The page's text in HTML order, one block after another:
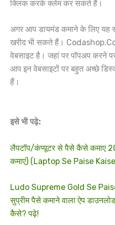
क्लिक करके क्लेम कर सकते हैं।
अगर आप डायमंड कमाने के लिए यह
खरीद भी सकते हैं।
वेबसाइट है। जहां पर पॉपअप करने
आप इन वेबसाइटों पर बहुत अच्छे
हैं।
इसे भी पढ़े:
लैपटॉप/कंप्यूटर से पैसे कैसे कमाए
कमाएं) (Laptop Se Paise
Ludo Supreme Gold Se
सुप्रीम पैसे कमाने वाला ऐप
कैसे? पढ़े!